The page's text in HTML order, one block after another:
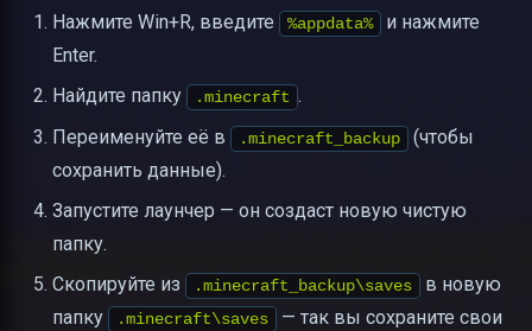
Нажмите Win+R, введите %appdata%
и нажмите
Enter.
Найдите папку
.minecraft .
Переименуйте её в
.minecraft_backup
(чтобы
сохранить данные).
Запустите лаунчер — он создаст новую чистую
папку.
Скопируйте из
.minecraft_backup\saves
в новую
папку
.minecraft\saves
— так вы сохраните свои